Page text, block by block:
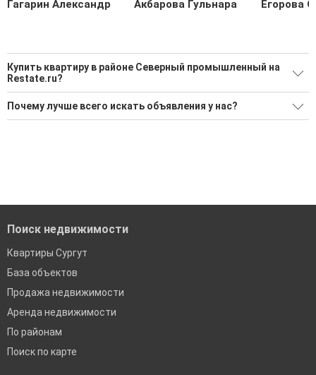
Гагарин Александр Акбарова Гульнара Егорова
Купить квартиру в районе Северный промышленный на
Restate.ru?
Поможем Купить квартиру в районе Северный
промышленный?
Почему лучше всего искать объявления у нас?
Поиск недвижимости
Квартиры Сургут
База объектов
Продажа недвижимости
Аренда недвижимости
По районам
Поиск по карте